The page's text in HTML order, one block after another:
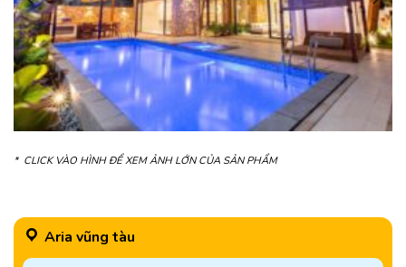
* CLICK VÀO HÌNH ĐỂ XEM ẢNH LỚN CỦA SẢN PHẨM
Aria vũng tàu